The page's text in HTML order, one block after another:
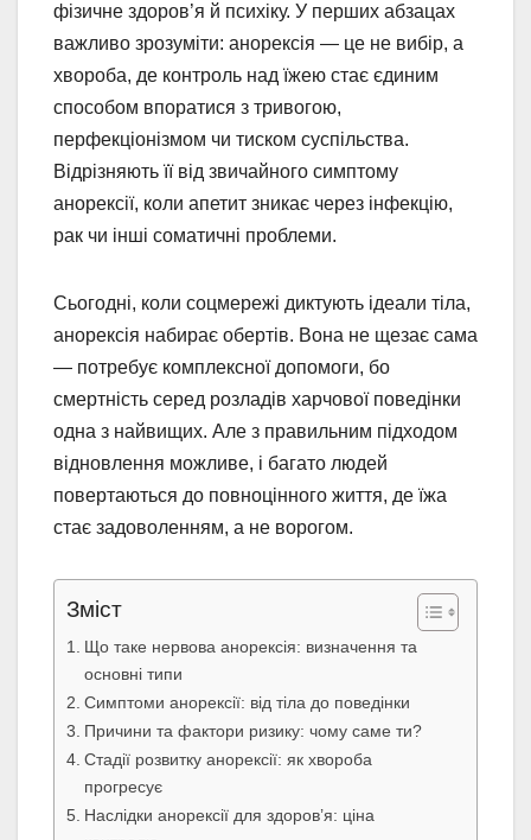
фізичне здоров’я й психіку. У перших абзацах
важливо зрозуміти: анорексія — це не вибір, а
хвороба, де контроль над їжею стає єдиним
способом впоратися з тривогою,
перфекціонізмом чи тиском суспільства.
Відрізняють її від звичайного симптому
анорексії, коли апетит зникає через інфекцію,
рак чи інші соматичні проблеми.
Сьогодні, коли соцмережі диктують ідеали тіла,
анорексія набирає обертів. Вона не щезає сама
— потребує комплексної допомоги, бо
смертність серед розладів харчової поведінки
одна з найвищих. Але з правильним підходом
відновлення можливе, і багато людей
повертаються до повноцінного життя, де їжа
стає задоволенням, а не ворогом.
Зміст
Що таке нервова анорексія: визначення та
основні типи
Симптоми анорексії: від тіла до поведінки
Причини та фактори ризику: чому саме ти?
Стадії розвитку анорексії: як хвороба
прогресує
Наслідки анорексії для здоров’я: ціна